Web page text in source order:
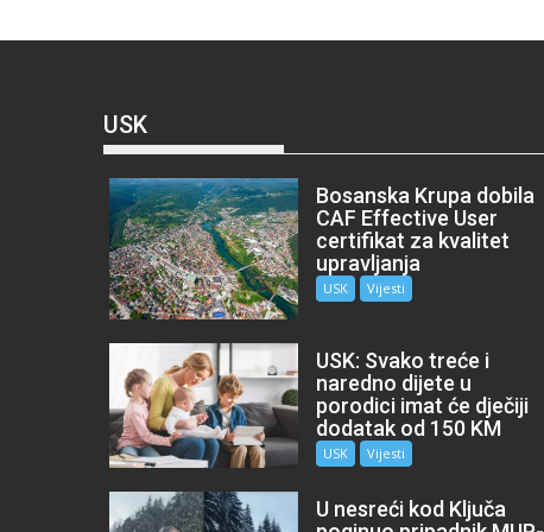
USK
Bosanska Krupa dobila
CAF Effective User
certifikat za kvalitet
upravljanja
USK Vijesti
USK: Svako treće i
naredno dijete u
porodici imat će dječiji
dodatak od 150 KM
USK Vijesti
U nesreći kod Ključa